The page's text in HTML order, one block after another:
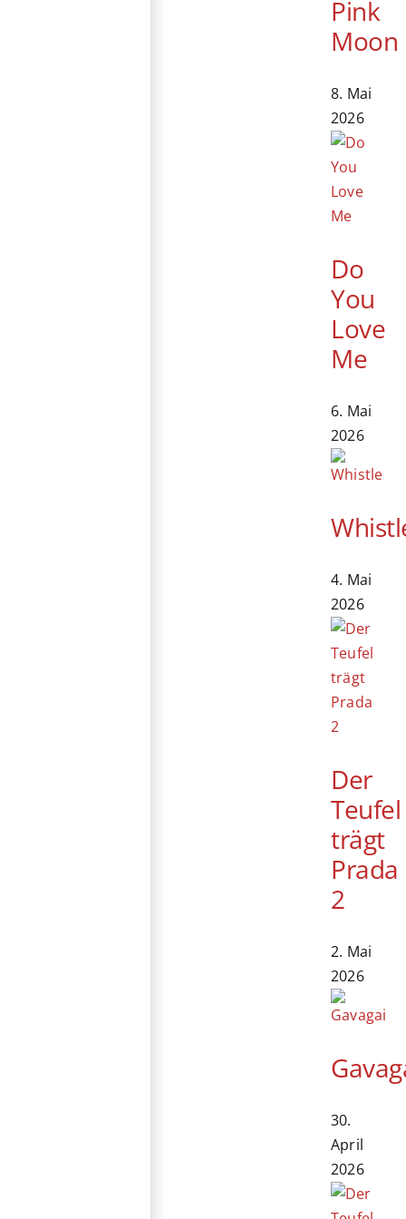
Pink
Moon
8. Mai
2026
Do
You
Love
Me
6. Mai
2026
4. Mai
2026
Der
Teufel
trägt
Prada
2
2. Mai
2026
30.
April
2026